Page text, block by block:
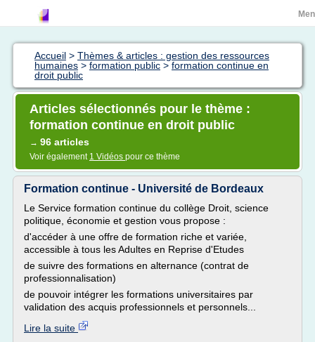
Accueil > Thèmes & articles : gestion des ressources
humaines > formation public > formation continue en
droit public
Articles sélectionnés pour le thème :
formation continue en droit public
→ 96 articles
Voir également 1 Vidéos pour ce thème
Formation continue - Université de Bordeaux
Le Service formation continue du collège Droit, science
politique, économie et gestion vous propose :
d'accéder à une offre de formation riche et variée,
accessible à tous les Adultes en Reprise d'Etudes
de suivre des formations en alternance (contrat de
professionnalisation)
de pouvoir intégrer les formations universitaires par
validation des acquis professionnels et personnels...
Lire la suite